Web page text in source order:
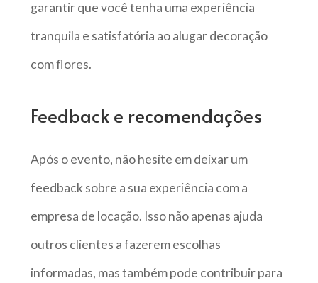
garantir que você tenha uma experiência
tranquila e satisfatória ao alugar decoração
com flores.
Feedback e recomendações
Após o evento, não hesite em deixar um
feedback sobre a sua experiência com a
empresa de locação. Isso não apenas ajuda
outros clientes a fazerem escolhas
informadas, mas também pode contribuir para